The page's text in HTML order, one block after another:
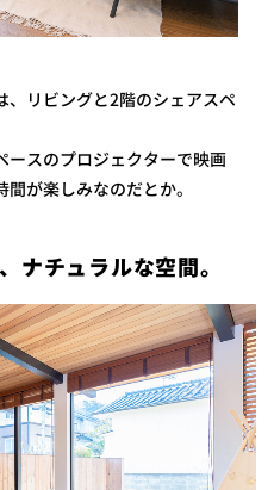
、リビングと2階のシェアスペ
ースのプロジェクターで映画
が楽しみなのだとか。
ナチュラルな空間。